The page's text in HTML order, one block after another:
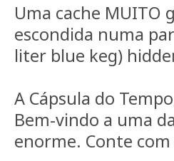
Uma cache MUITO
escondida numa
liter blue keg)
A Cápsula do
Bem-vindo a uma
enorme. Conte